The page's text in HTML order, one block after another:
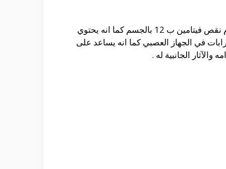
يستخدم دواء نيوروفيت لعلاج التهاب الاعصاب و ذلك لانه يحتوي على مادة السيانوكوبالامين التي تساعد على عدم نقص فيتامين ب 12 بالجسم كما انه يحتوي
على الحد من حدوث بعض الاضطرابات في الجهاز العصبي كما انه يساعد على
الجانبية له .